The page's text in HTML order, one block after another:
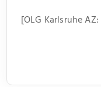
[OLG Karlsruhe